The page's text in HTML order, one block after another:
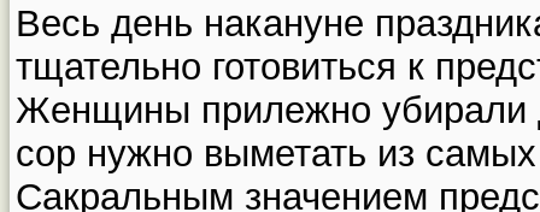
Весь день накануне
тщательно готовиться к
Женщины прилежно убирали
сор нужно выметать из
Сакральным значением